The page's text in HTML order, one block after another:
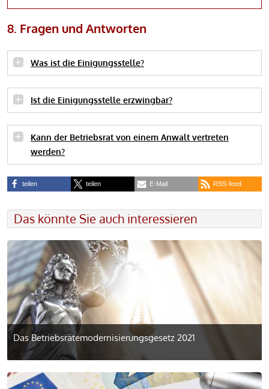
8. Fragen und Antworten
Was ist die Einigungsstelle?
Ist die Einigungsstelle erzwingbar?
Kann der Betriebsrat von einem Anwalt vertreten
werden?
teilen teilen E-Mail RSS-feed
Das könnte Sie auch interessieren
Das Betriebsräte­modernisierungsgesetz 2021